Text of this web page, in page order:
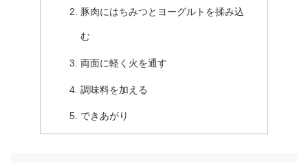
豚肉にはちみつとヨーグルトを揉み込
む
両面に軽く火を通す
調味料を加える
できあがり